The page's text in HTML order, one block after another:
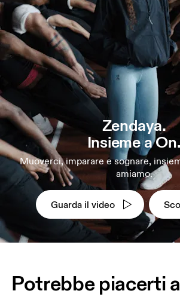
Zendaya.
Insieme a On.
Muoverci, imparare e sognare,
amiamo.
Guarda il video
Potrebbe piacerti